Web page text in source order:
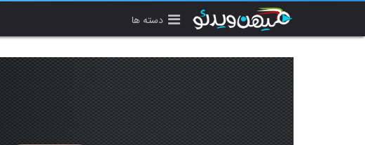
دسته ها